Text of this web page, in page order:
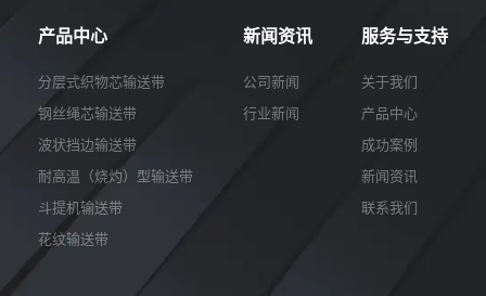
产品中心
分层式织物芯输送带
钢丝绳芯输送带
波状挡边输送带
耐高温（烧灼）型输送带
斗提机输送带
花纹输送带
新闻资讯
公司新闻
行业新闻
服务与支持
关于我们
产品中心
成功案例
新闻资讯
联系我们